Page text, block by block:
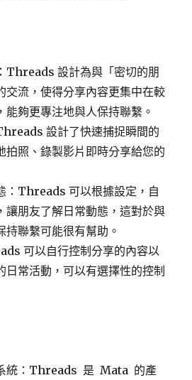
Threads 設計為與「密切的朋
交流，使得分享內容更集中在較
能夠更專注地與人保持聯繫。
設計了快速捕捉瞬間的
拍照、錄製影片即時分享給您的
：Threads 可以根據設定，自
讓朋友了解日常動態，這對於與
持聯繫可能很有幫助。
可以自行控制分享的內容以
日常活動，可以有選擇性的控制
統：Threads 是 Mata 的產